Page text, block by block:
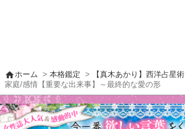
homeホーム >本格鑑定 > 【真木あかり】西洋占星術
家庭/感情【重要な出来事】～最終的な愛の形